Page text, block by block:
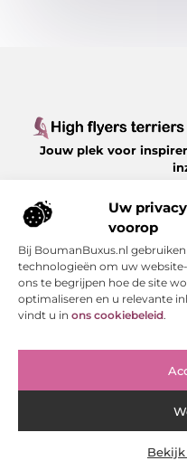
Uw
voorop
Bij BoumanBuxus.nl
technologieën om uw
ons te begrijpen hoe de site
optimaliseren en u relevante
vindt u in ons cookiebeleid.
Bekijk
Jouw plek voor
over het dagelijks
boeiende
Bericht categorie
Onze informatie